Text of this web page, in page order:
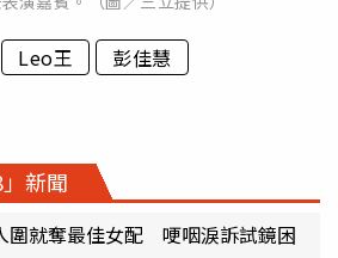
Leo王
彭佳慧
新聞
圍就奪最佳女配 哽咽淚訴試鏡困